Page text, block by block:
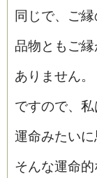
同じで、ご
品物ともご
ありません。
ですので、
運命みたいに
そんな運命